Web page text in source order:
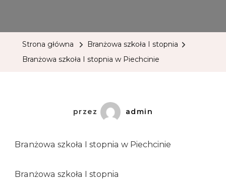
Strona główna
Branżowa szkoła I stopnia
Branżowa szkoła I stopnia w Piechcinie
przez admin
Branżowa szkoła I stopnia w Piechcinie
Branżowa szkoła I stopnia